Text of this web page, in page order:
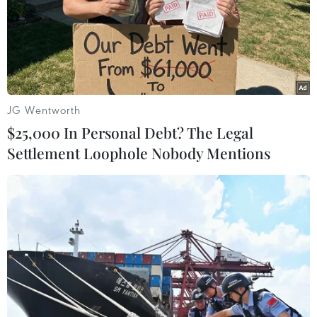
TIN LIÊN QUAN
Thí sinh hồi hộp trước khi bước vào môn
thi Ngữ Văn
25/06/2019 00:20
JG Wentworth
$25,000 In Personal Debt? The Legal
Settlement Loophole Nobody Mentions